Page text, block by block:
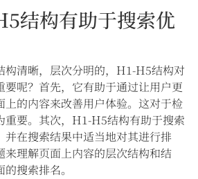
结构有助于搜索优
构清晰，层次分明的，H1-H5结构对
要呢？首先，它有助于通过让用户更
上的内容来改善用户体验。这对于检
重要。其次，H1-H5结构有助于搜索
并在搜索结果中适当地对其进行排
来理解页面上内容的层次结构和结
搜索排名。